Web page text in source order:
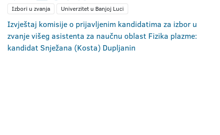
Izbori u zvanja Univerzitet u Banjoj Luci
Izvještaj komisije o prijavljenim kandidatima za izbor u
zvanje višeg asistenta za naučnu oblast Fizika plazme:
kandidat Snježana (Kosta) Dupljanin